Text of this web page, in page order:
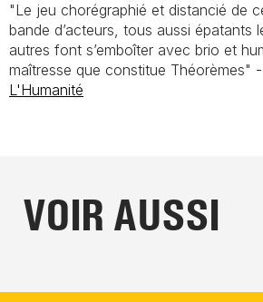
"Le jeu chorégraphié et distancié de
bande d’acteurs, tous aussi épatants
autres font s’emboîter avec brio et
maîtresse que constitue Théorèmes"
L'Humanité
VOIR AUSSI